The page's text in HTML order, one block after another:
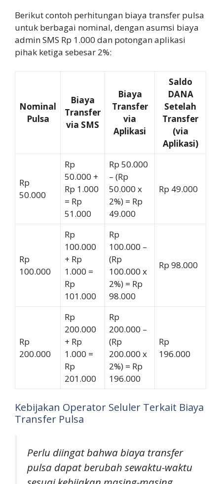
Berikut contoh perhitungan biaya transfer pulsa
untuk berbagai nominal, dengan asumsi biaya
admin SMS Rp 1.000 dan potongan aplikasi
pihak ketiga sebesar 2%:
Nominal
Pulsa
Biaya
Transfer
via SMS
Biaya
Transfer
via
Aplikasi
Saldo
DANA
Setelah
Transfer
(via
Aplikasi)
Rp
50.000
Rp
50.000 +
Rp 1.000
= Rp
51.000
Rp 50.000
– (Rp
50.000 x
2%) = Rp
49.000
Rp 49.000
Rp
100.000
Rp
100.000
+ Rp
1.000 =
Rp
101.000
Rp
100.000 –
(Rp
100.000 x
2%) = Rp
98.000
Rp 98.000
Rp
200.000
Rp
200.000
+ Rp
1.000 =
Rp
201.000
Rp
200.000 –
(Rp
200.000 x
2%) = Rp
196.000
Rp
196.000
Kebijakan Operator Seluler Terkait Biaya
Transfer Pulsa
Perlu diingat bahwa biaya transfer
pulsa dapat berubah sewaktu-waktu